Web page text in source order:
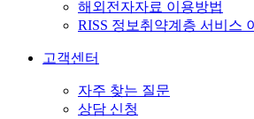
해외전자자료 이용방법
RISS 정보취약계층 서비스
고객센터
자주 찾는 질문
상담 신청